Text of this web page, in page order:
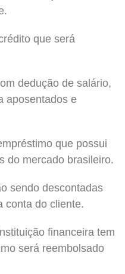
que será
dedução de salário,
aposentados e
que possui
do mercado brasileiro.
sendo descontadas
conta do cliente.
financeira tem
será reembolsado